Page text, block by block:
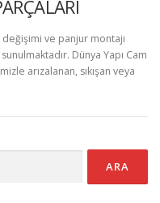
ve panjur montajı
Dünya Yapı Cam
arızalanan, sıkışan veya